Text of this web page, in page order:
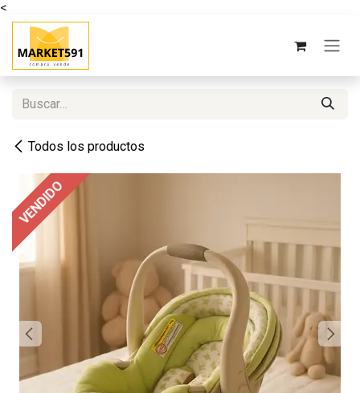
<
Ir al contenido
Todos los productos
VENDIDO